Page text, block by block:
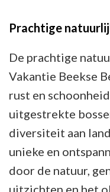
Prachtige
De prachtige
Vakantie Beekse
rust en
uitgestrekte
diversiteit aan
unieke en
door de natuur,
uitzichten en het